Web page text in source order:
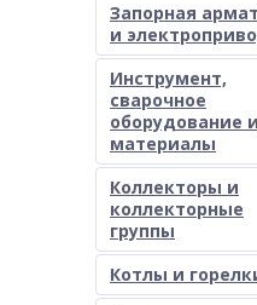
Запорная
и
Инструмент,
сварочное
оборудование и
материалы
Коллекторы и
коллекторные
группы
Котлы и